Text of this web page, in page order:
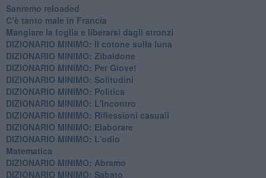
Sanremo reloaded
C’è tanto male in Francia
​Mangiare la foglia e liberarsi dagli stronzi
DIZIONARIO MINIMO: Il cotone sulla luna
DIZIONARIO MINIMO: Zibaldone
DIZIONARIO MINIMO: Per Giove!
DIZIONARIO MINIMO: Solitudini
DIZIONARIO MINIMO: Politica
DIZIONARIO MINIMO: L'incontro
DIZIONARIO MINIMO: Riflessioni casuali
DIZIONARIO MINIMO: Elaborare
DIZIONARIO MINIMO: L'odio
​Matematica
DIZIONARIO MINIMO: Abramo
DIZIONARIO MINIMO: Sabato